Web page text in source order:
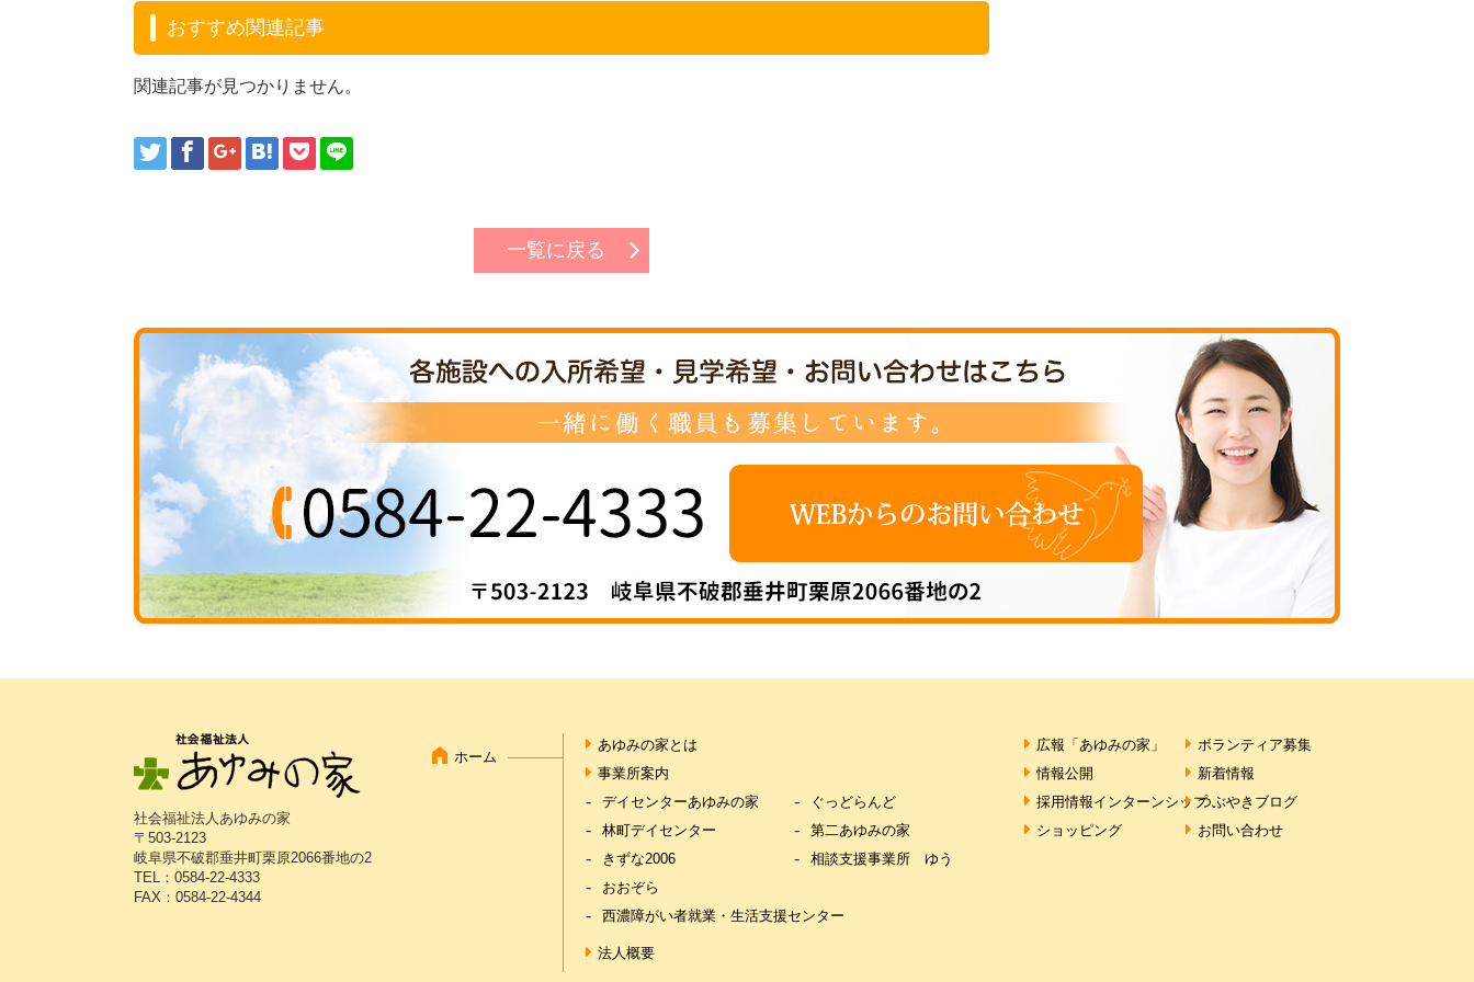
おすすめ関連記事
関連記事が見つかりません。
一覧に戻る
社会福祉法人あゆみの家
〒503-2123
岐阜県不破郡垂井町栗原2066番地の2
TEL：0584-22-4333
FAX：0584-22-4344
ホーム
あゆみの家とは
事業所案内
デイセンターあゆみの家
ぐっどらんど
林町デイセンター
第二あゆみの家
きずな2006
相談支援事業所 ゆう
おおぞら
西濃障がい者就業・生活支援センター
法人概要
広報「あゆみの家」
情報公開
採用情報インターンシップ
ショッピング
ボランティア募集
新着情報
つぶやきブログ
お問い合わせ